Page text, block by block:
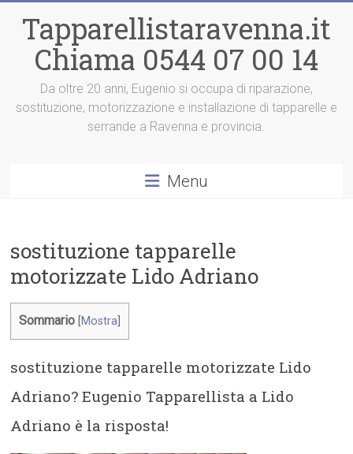
contenuto
Tapparellistaravenna.it
Chiama 0544 07 00 14
Da oltre 20 anni, Eugenio si occupa di riparazione,
sostituzione, motorizzazione e installazione di tapparelle e
serrande a Ravenna e provincia.
Menu
sostituzione tapparelle
motorizzate Lido Adriano
Sommario Mostra
sostituzione tapparelle motorizzate Lido
Adriano? Eugenio Tapparellista a Lido
Adriano è la risposta!